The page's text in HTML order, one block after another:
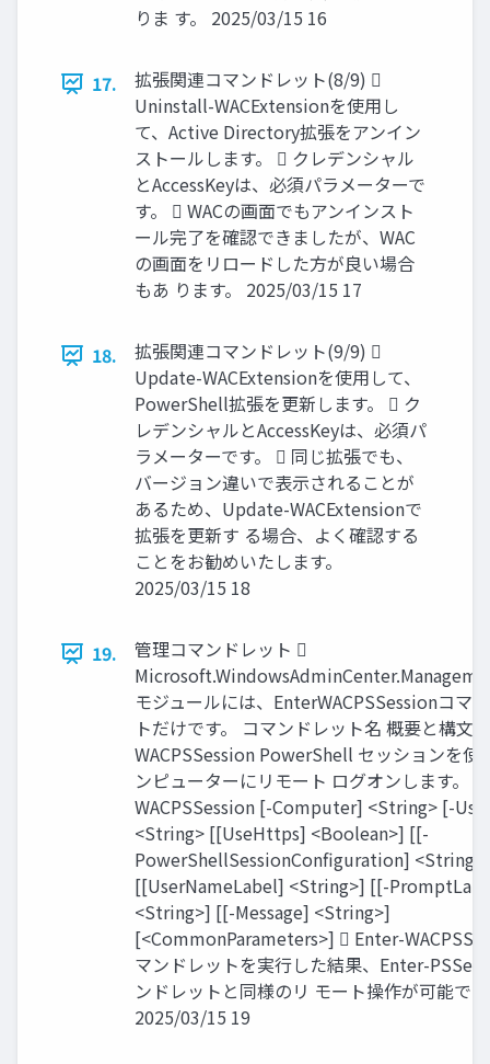
りま す。 2025/03/15 16
17.
拡張関連コマンドレット(8/9) 
Uninstall-WACExtensionを使用し
て、Active Directory拡張をアンイン
ストールします。  クレデンシャル
とAccessKeyは、必須パラメーターで
す。  WACの画面でもアンインスト
ール完了を確認できましたが、WAC
の画面をリロードした方が良い場合
もあ ります。 2025/03/15 17
18.
拡張関連コマンドレット(9/9) 
Update-WACExtensionを使用して、
PowerShell拡張を更新します。  ク
レデンシャルとAccessKeyは、必須パ
ラメーターです。  同じ拡張でも、
バージョン違いで表示されることが
あるため、Update-WACExtensionで
拡張を更新す る場合、よく確認する
ことをお勧めいたします。
2025/03/15 18
19.
管理コマンドレット 
モジュールには、EnterWACPSSessionコマ
トだけです。 コマンドレット名 概要と構文
WACPSSession PowerShell セッションを使
ンピューターにリモート ログオンします。
WACPSSession [-Computer] <String> [-
<String> [[UseHttps] <Boolean>] [[-
PowerShellSessionConfiguration] <String>]
[[UserNameLabel] <String>] [[-
<String>] [[-Message] <String>]
[<CommonParameters>]  Enter-
マンドレットを実行した結果、Enter-
ンドレットと同様のリ モート操作が可能で
2025/03/15 19